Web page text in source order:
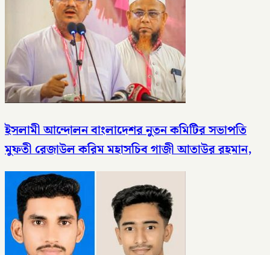
ইসলামী আন্দোলন বাংলাদেশর নুতন কমিটির সভাপতি
মুফতী রেজাউল করিম মহাসচিব গাজী আতাউর রহমান,